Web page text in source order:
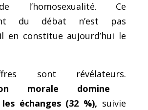
l’homosexualité. Ce
du débat n’est pas
en constitue aujourd’hui le
sont révélateurs.
morale domine
échanges (32 %), suivie